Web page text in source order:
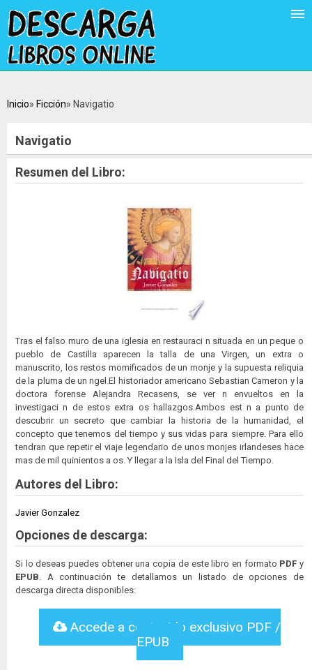
Inicio Ficción Navigatio
Navigatio
Resumen del Libro:
Tras el falso muro de una iglesia en restauraci n situada en un peque o
pueblo de Castilla aparecen la talla de una Virgen, un extra o
manuscrito, los restos momificados de un monje y la supuesta reliquia
de la pluma de un ngel.El historiador americano Sebastian Cameron y la
doctora forense Alejandra Recasens, se ver n envueltos en la
investigaci n de estos extra os hallazgos.Ambos est n a punto de
descubrir un secreto que cambiar la historia de la humanidad, el
concepto que tenemos del tiempo y sus vidas para siempre. Para ello
tendran que repetir el viaje legendario de unos monjes irlandeses hace
mas de mil quinientos a os. Y llegar a la Isla del Final del Tiempo.
Autores del Libro:
Javier Gonzalez
Opciones de descarga:
Si lo deseas puedes obtener una copia de este libro en formato PDF y
EPUB . A continuación te detallamos un listado de opciones de
descarga directa disponibles:
Accede a contenido exclusivo PDF /
EPUB